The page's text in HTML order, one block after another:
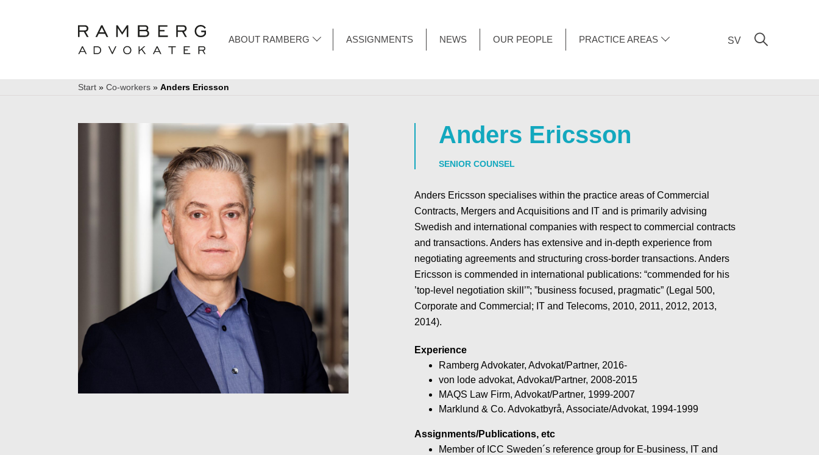
ABOUT RAMBERG ASSIGNMENTS NEWS OUR PEOPLE PRACTICE AREAS SV
Start » Co-workers » Anders Ericsson
Anders Ericsson
SENIOR COUNSEL
Anders Ericsson specialises within the practice areas of Commercial
Contracts, Mergers and Acquisitions and IT and is primarily advising
Swedish and international companies with respect to commercial contracts
and transactions. Anders has extensive and in-depth experience from
negotiating agreements and structuring cross-border transactions. Anders
Ericsson is commended in international publications: “commended for his
’top-level negotiation skill’”; ”business focused, pragmatic” (Legal 500,
Corporate and Commercial; IT and Telecoms, 2010, 2011, 2012, 2013,
2014).
Experience
Ramberg Advokater, Advokat/Partner, 2016-
von lode advokat, Advokat/Partner, 2008-2015
MAQS Law Firm, Advokat/Partner, 1999-2007
Marklund & Co. Advokatbyrå, Associate/Advokat, 1994-1999
Assignments/Publications, etc
Member of ICC Sweden´s reference group for E-business, IT and